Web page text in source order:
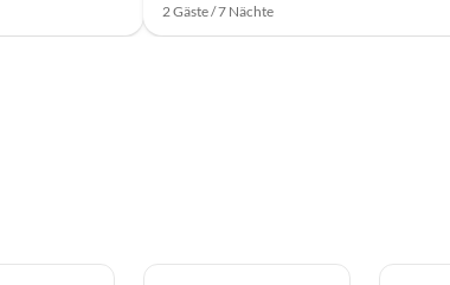
2 Gäste / 7 Nächte